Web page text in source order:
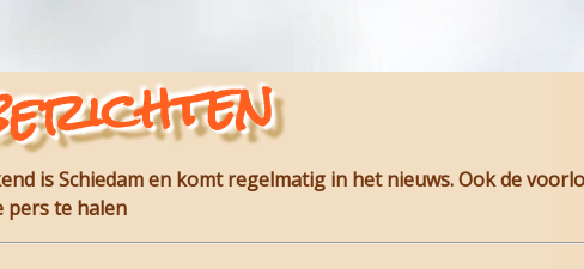
is Schiedam en komt regelmatig in het nieuws. Ook de
pers te halen